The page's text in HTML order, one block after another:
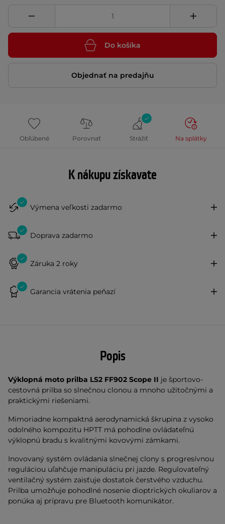
Do košíka
Objednať na predajňu
Obľúbené Porovnať Strážiť Na splátky
K nákupu získavate
Výmena veľkosti zadarmo
Doprava zadarmo
Záruka 2 roky
Garancia vrátenia peňazí
Popis
Výklopná moto prilba LS2 FF902 Scope II je športovo-
cestovná prilba so slnečnou clonou a mnoho užitočnými a
praktickými riešeniami.
Mimoriadne kompaktná aerodynamická škrupina z vysoko
odolného kompozitu HPTT má pohodlne ovládateľnú
výklopnú bradu s kvalitnými kovovými zámkami.
Inovovaný systém ovládania slnečnej clony s progresívnou
reguláciou uľahčuje manipuláciu pri jazde. Regulovateľný
ventilačný systém zaisťuje dostatok čerstvého vzduchu.
Prilba umožňuje pohodlné nosenie dioptrických okuliarov a
ponúka aj prípravu pre Bluetooth komunikátor.